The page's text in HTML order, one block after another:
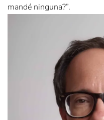
mandé ninguna?”.